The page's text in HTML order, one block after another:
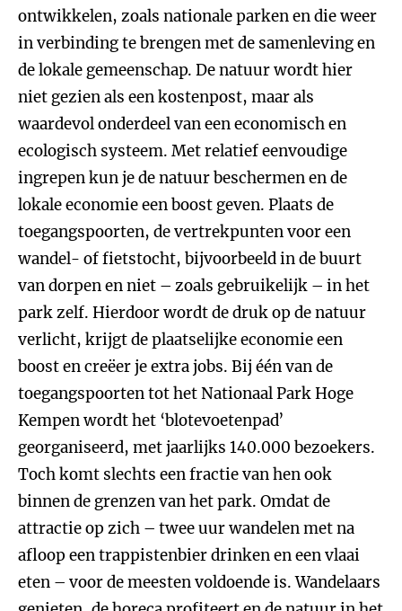
ontwikkelen, zoals nationale parken en die weer
in verbinding te brengen met de samenleving en
de lokale gemeenschap. De natuur wordt hier
niet gezien als een kostenpost, maar als
waardevol onderdeel van een economisch en
ecologisch systeem. Met relatief eenvoudige
ingrepen kun je de natuur beschermen en de
lokale economie een boost geven. Plaats de
toegangspoorten, de vertrekpunten voor een
wandel- of fietstocht, bijvoorbeeld in de buurt
van dorpen en niet – zoals gebruikelijk – in het
park zelf. Hierdoor wordt de druk op de natuur
verlicht, krijgt de plaatselijke economie een
boost en creëer je extra jobs. Bij één van de
toegangspoorten tot het Nationaal Park Hoge
Kempen wordt het ‘blotevoetenpad’
georganiseerd, met jaarlijks 140.000 bezoekers.
Toch komt slechts een fractie van hen ook
binnen de grenzen van het park. Omdat de
attractie op zich – twee uur wandelen met na
afloop een trappistenbier drinken en een vlaai
eten – voor de meesten voldoende is. Wandelaars